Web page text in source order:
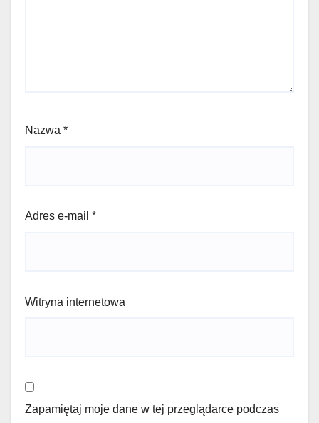
Nazwa *
Adres e-mail *
Witryna internetowa
Zapamiętaj moje dane w tej przeglądarce podczas